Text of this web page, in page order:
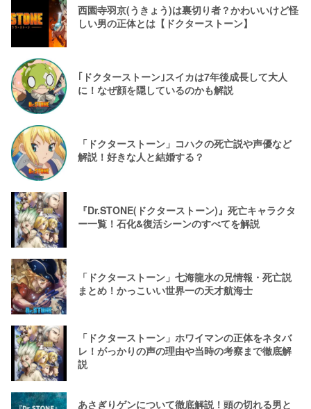
西園寺羽京(うきょう)は裏切り者？かわいいけど怪
しい男の正体とは【ドクターストーン】
｢ドクターストーン｣スイカは7年後成長して大人
に！なぜ顔を隠しているのかも解説
「ドクターストーン」コハクの死亡説や声優など
解説！好きな人と結婚する？
『Dr.STONE(ドクターストーン)』死亡キャラクタ
ー一覧！石化&復活シーンのすべてを解説
「ドクターストーン」七海龍水の兄情報・死亡説
まとめ！かっこいい世界一の天才航海士
「ドクターストーン」ホワイマンの正体をネタバ
レ！がっかりの声の理由や当時の考察まで徹底解
説
あさぎりゲンについて徹底解説！頭の切れる男と